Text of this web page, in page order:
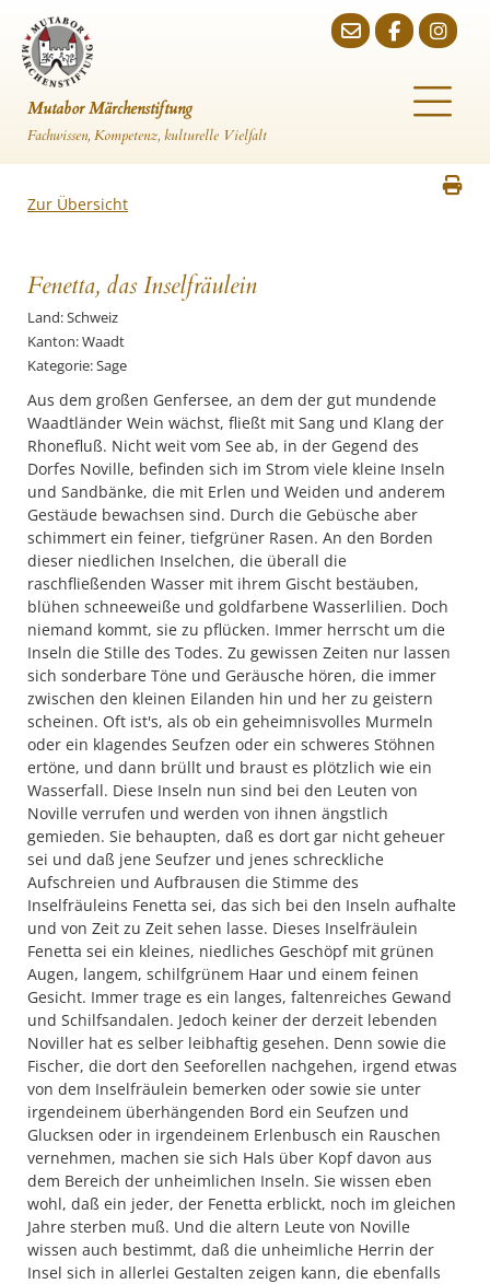
Mutabor Märchenstiftung
Fachwissen, Kompetenz, kulturelle Vielfalt
Zur Übersicht
Fenetta, das Inselfräulein
Land: Schweiz
Kanton: Waadt
Kategorie: Sage
Aus dem großen Genfersee, an dem der gut mundende
Waadtländer Wein wächst, fließt mit Sang und Klang der
Rhonefluß. Nicht weit vom See ab, in der Gegend des
Dorfes Noville, befinden sich im Strom viele kleine Inseln
und Sandbänke, die mit Erlen und Weiden und anderem
Gestäude bewachsen sind. Durch die Gebüsche aber
schimmert ein feiner, tiefgrüner Rasen. An den Borden
dieser niedlichen Inselchen, die überall die
raschfließenden Wasser mit ihrem Gischt bestäuben,
blühen schneeweiße und goldfarbene Wasserlilien. Doch
niemand kommt, sie zu pflücken. Immer herrscht um die
Inseln die Stille des Todes. Zu gewissen Zeiten nur lassen
sich sonderbare Töne und Geräusche hören, die immer
zwischen den kleinen Eilanden hin und her zu geistern
scheinen. Oft ist's, als ob ein geheimnisvolles Murmeln
oder ein klagendes Seufzen oder ein schweres Stöhnen
ertöne, und dann brüllt und braust es plötzlich wie ein
Wasserfall. Diese Inseln nun sind bei den Leuten von
Noville verrufen und werden von ihnen ängstlich
gemieden. Sie behaupten, daß es dort gar nicht geheuer
sei und daß jene Seufzer und jenes schreckliche
Aufschreien und Aufbrausen die Stimme des
Inselfräuleins Fenetta sei, das sich bei den Inseln aufhalte
und von Zeit zu Zeit sehen lasse. Dieses Inselfräulein
Fenetta sei ein kleines, niedliches Geschöpf mit grünen
Augen, langem, schilfgrünem Haar und einem feinen
Gesicht. Immer trage es ein langes, faltenreiches Gewand
und Schilfsandalen. Jedoch keiner der derzeit lebenden
Noviller hat es selber leibhaftig gesehen. Denn sowie die
Fischer, die dort den Seeforellen nachgehen, irgend etwas
von dem Inselfräulein bemerken oder sowie sie unter
irgendeinem überhängenden Bord ein Seufzen und
Glucksen oder in irgendeinem Erlenbusch ein Rauschen
vernehmen, machen sie sich Hals über Kopf davon aus
dem Bereich der unheimlichen Inseln. Sie wissen eben
wohl, daß ein jeder, der Fenetta erblickt, noch im gleichen
Jahre sterben muß. Und die altern Leute von Noville
wissen auch bestimmt, daß die unheimliche Herrin der
Insel sich in allerlei Gestalten zeigen kann, die ebenfalls